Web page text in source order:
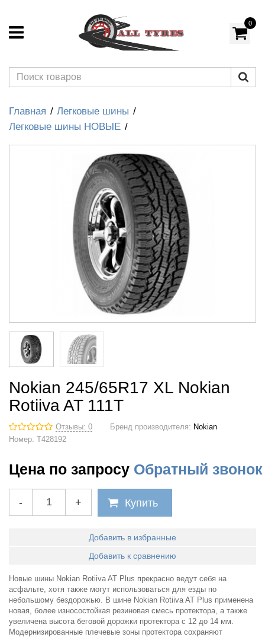
0
Главная
Легковые шины
Легковые шины НОВЫЕ
Nokian 245/65R17 XL Nokian
Rotiiva AT 111T
Отзывы: 0 Бренд производителя: Nokian
Номер: T428192
Цена по запросу Обратный звонок
- + Купить
Добавить в избранные
Добавить к сравнению
Новые шины Nokian Rotiiva AT Plus прекрасно ведут себя на
асфальте, хотя также могут использоваться для езды по
небольшому бездорожью. В шине Nokian Rotiiva AT Plus применена
новая, более износостойкая резиновая смесь протектора, а также
увеличена высота беговой дорожки протектора с 12 до 14 мм.
Модернизированные плечевые зоны протектора сохраняют